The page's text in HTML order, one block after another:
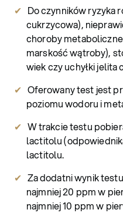
Do czynników ryzyka
cukrzycowa),
choroby
marskość wątroby),
wiek czy uchyłki jelita
Oferowany test jest
poziomu wodoru i
W trakcie testu
lactitolu
lactitolu.
Za dodatni wynik
najmniej 20 ppm w
najmniej 10 ppm w